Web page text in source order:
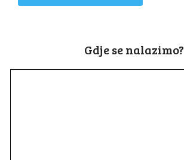
Gdje se nalazimo?